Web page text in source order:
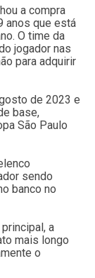
a compra
anos que está
O time da
jogador nas
para adquirir
de 2023 e
base,
São Paulo
sendo
banco no
a
mais longo
o